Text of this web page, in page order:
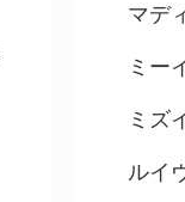
マデ
ミー
ミズ
ルイ